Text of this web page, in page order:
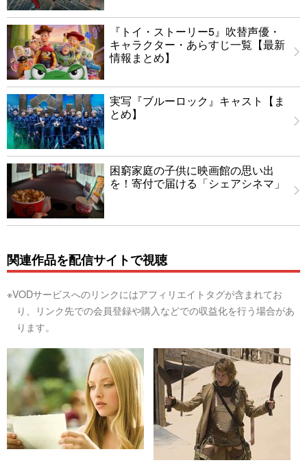
『トイ・ストーリー5』吹替声優・
キャラクター・あらすじ一覧【最新
情報まとめ】
実写『ブルーロック』キャスト【ま
とめ】
困窮家庭の子供に映画館の思い出
を！寄付で届ける「シェアシネマ」
関連作品を配信サイトで視聴
※VODサービスへのリンクにはアフィリエイトタグが含まれてお
り、リンク先での会員登録や購入などでの収益化を行う場合があ
ります。